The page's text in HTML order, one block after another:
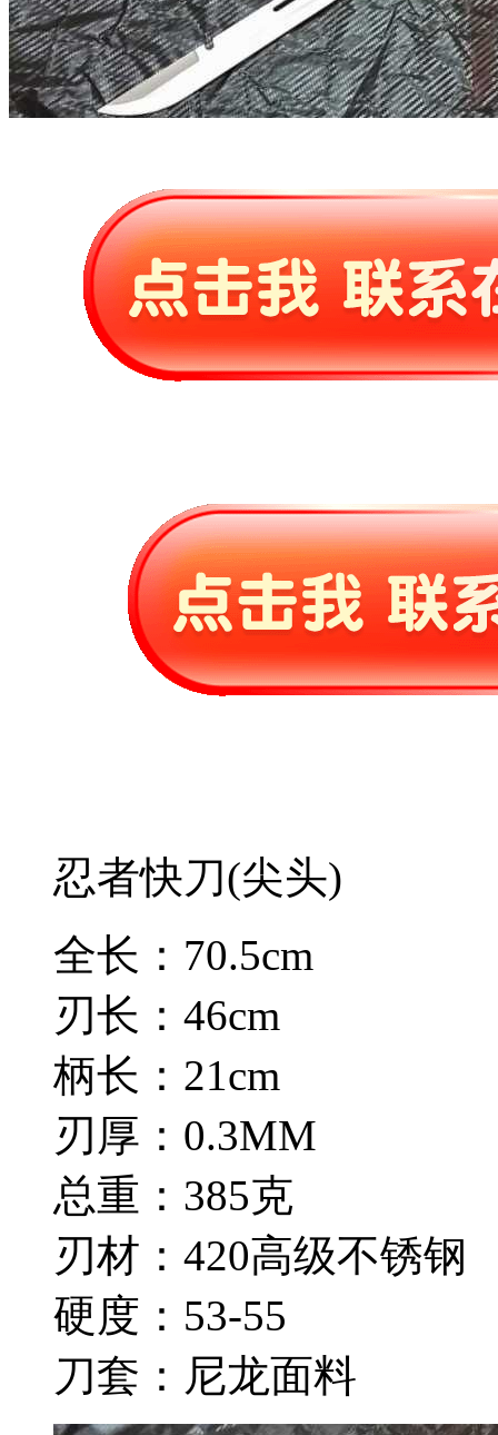
忍者快刀(尖头)
全长：70.5cm
刃长：46cm
柄长：21cm
刃厚：0.3MM
总重：385克
刃材：420高级不锈钢
硬度：53-55
刀套：尼龙面料